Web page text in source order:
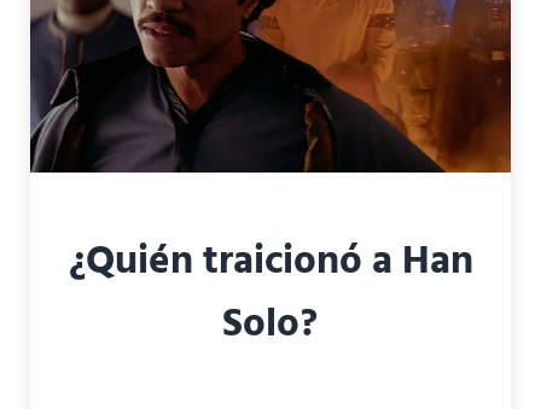
¿Quién traicionó a Han
Solo?